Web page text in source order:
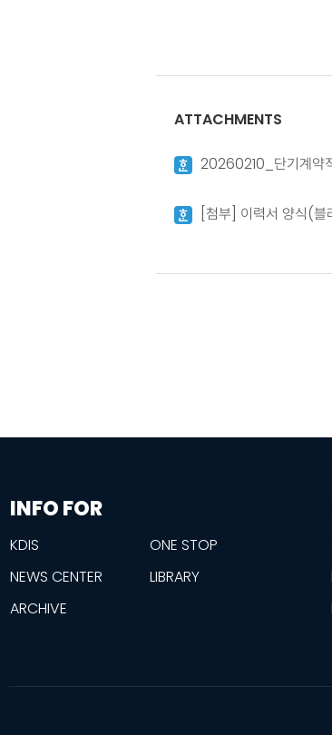
ATTACHMENTS
20260210_단기계약
[첨부] 이력서 양식(
footer
information
INFO FOR
KDIS
ONE STOP
NEWS CENTER
LIBRARY
ARCHIVE